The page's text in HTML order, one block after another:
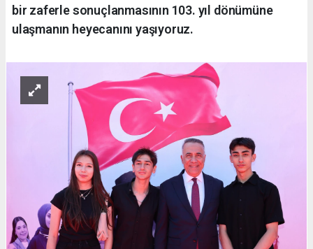
bir zaferle sonuçlanmasının 103. yıl dönümüne
ulaşmanın heyecanını yaşıyoruz.